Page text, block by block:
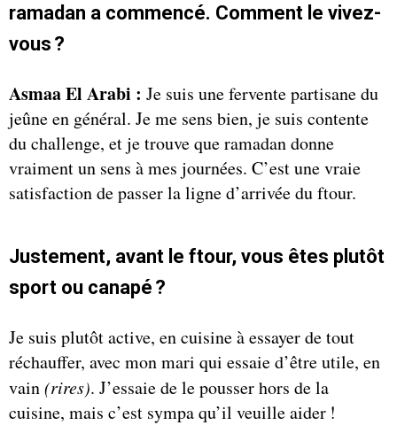
ramadan a commencé. Comment le vivez-
vous ?
Asmaa El Arabi : Je suis une fervente partisane du
jeûne en général. Je me sens bien, je suis contente
du challenge, et je trouve que ramadan donne
vraiment un sens à mes journées. C’est une vraie
satisfaction de passer la ligne d’arrivée du ftour.
Justement, avant le ftour, vous êtes plutôt
sport ou canapé ?
Je suis plutôt active, en cuisine à essayer de tout
réchauffer, avec mon mari qui essaie d’être utile, en
vain(rires). J’essaie de le pousser hors de la
cuisine, mais c’est sympa qu’il veuille aider !